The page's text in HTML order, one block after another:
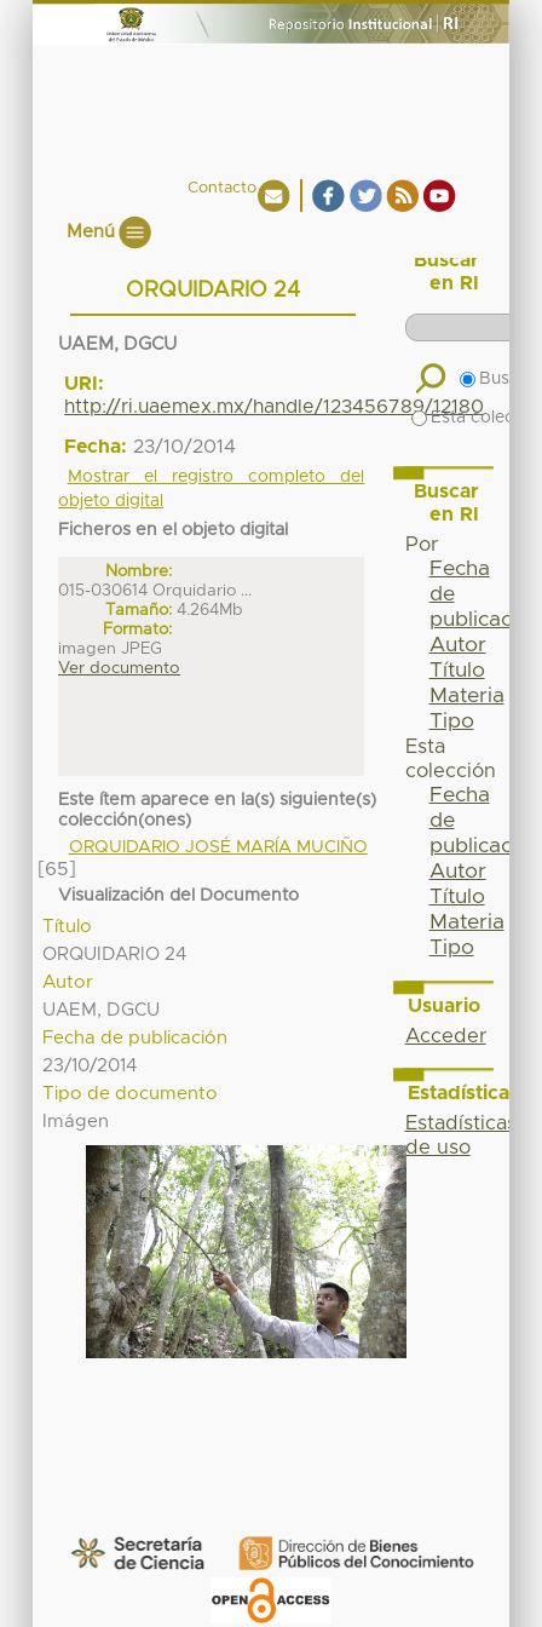
Contacto
Menú
ORQUIDARIO 24
UAEM, DGCU
URI:
http://ri.uaemex.mx/handle/123456789/12180
Fecha: 23/10/2014
Mostrar el registro completo del
objeto digital
Ficheros en el objeto digital
Nombre:
015-030614 Orquidario ...
Tamaño: 4.264Mb
Formato:
imagen JPEG
Ver documento
Este ítem aparece en la(s) siguiente(s)
colección(ones)
ORQUIDARIO JOSÉ MARÍA MUCIÑO
[65]
Visualización del Documento
Título
ORQUIDARIO 24
Autor
UAEM, DGCU
Fecha de publicación
23/10/2014
Tipo de documento
Imágen
Buscar
en RI
Buscar
Esta
Buscar
en RI
Por
Fecha
de
publicación
Autor
Título
Materia
Tipo
Esta
colección
Fecha
de
publicación
Autor
Título
Materia
Tipo
Usuario
Acceder
Estadísticas
Estadísticas
de uso